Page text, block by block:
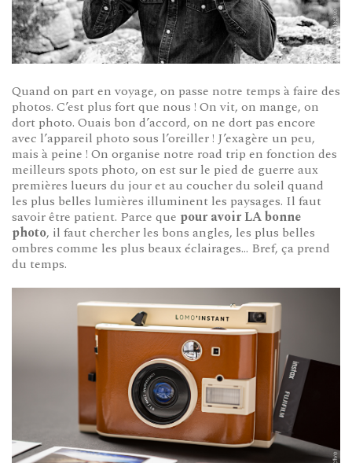
Quand on part en voyage, on passe notre temps à faire des
photos. C’est plus fort que nous ! On vit, on mange, on
dort photo. Ouais bon d’accord, on ne dort pas encore
avec l’appareil photo sous l’oreiller ! J’exagère un peu,
mais à peine ! On organise notre road trip en fonction des
meilleurs spots photo, on est sur le pied de guerre aux
premières lueurs du jour et au coucher du soleil quand
les plus belles lumières illuminent les paysages. Il faut
savoir être patient. Parce que pour avoir LA bonne
photo, il faut chercher les bons angles, les plus belles
ombres comme les plus beaux éclairages… Bref, ça prend
du temps.